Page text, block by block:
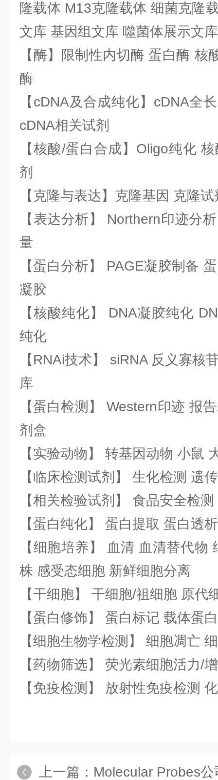
隆载体 M13克隆载体 细菌克隆
文库 基因组文库 噬菌体展示文库
【酶】限制性内切酶 蛋白酶 核
酶
【cDNA及合成纯化】cDNA全
cDNA相关试剂
【核酸/蛋白合成】Oligo纯化
剂
【克隆与表达】克隆基因 克隆
【表达分析】 Northern印迹分
量
【蛋白分析】 PAGE凝胶制备
凝胶
【核酸纯化】 DNA凝胶纯化
纯化
【RNAi技术】 siRNA 反义寡核
库
【蛋白检测】 Western印迹 报
剂盒
【实验动物】 转基因动物 小鼠
【临床检测试剂】 生化检测 遗
【相关检验试剂】 食品安全检
【蛋白纯化】 蛋白提取 蛋白透
【细胞培养】 血清 血清替代物
株 感受态细胞 新鲜细胞分离
【干细胞】 干细胞/祖细胞 原代
【蛋白修饰】 蛋白标记 载体蛋
【细胞生物学检测】 细胞凋亡
【药物筛选】 荧光素细胞活力/
【免疫检测】 放射性免疫检测
上一篇： Molecular Probes公司